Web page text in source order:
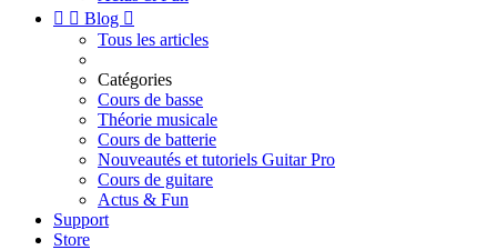
  Blog 
Tous les articles
Catégories
Cours de basse
Théorie musicale
Cours de batterie
Nouveautés et tutoriels Guitar Pro
Cours de guitare
Actus & Fun
Support
Store